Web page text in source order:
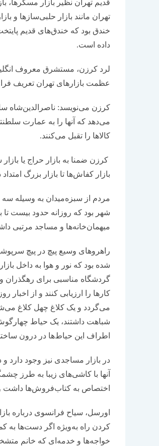
قدیم تهران نظیر بازار مسگرها،
تهران مانند بازار حلبی‌سازها و
خندق بود که خندق‌های قدیم
داده است.
لرد کرزن، مستشرق معروف
عظمت بازارهای تهران تعریف
کرزن می‌نویسد: ناصرالدین‌شاه
می‌دهد که آنها را به عمارت
کالاها را تقبل می‌کنند.
کرزن ضمنا به بازار حراج یا
بازار کفاش‌ها تا بازار بزرگ امتداد
مردم از سبزه‌میدان به وسیله سه
شهر بود که روزانه حدود بیست تا
‌میهمان‌خانه‌ها و مساجد مرتبی
راهروهای وسیع پیچ در پیچ
شده بود که نور و هوا به داخل
گردشگاه مناسبی برای رهگذران و
کارها را ارزیابی کنند و از
می‌گردد و یک کلاغ چهل کلاغ
شباهت داشتند، یک حیاط
اطراف این حیاط‌ها در درون
در بازار مساجدی نیز وجود دارد
آنها با کاشی‌های زیبا به طرز
اختصاص به کتاب‌فروش‌ها داشت و
اورسل، سیاح فرانسوی درباره
کردن راه به‌ویژه اگر دست‌ها به
خواجه‌ها و خدمه‌ای که خانم